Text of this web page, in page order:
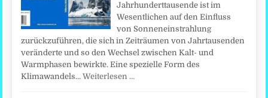
Jahrhunderttausende ist im
Wesentlichen auf den Einfluss
von Sonneneinstrahlung
zurückzuführen, die sich in Zeiträumen von Jahrtausenden
veränderte und so den Wechsel zwischen Kalt- und
Warmphasen bewirkte. Eine spezielle Form des
Klimawandels…Weiterlesen …